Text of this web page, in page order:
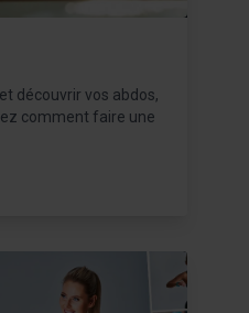
découvrir vos abdos,
comment faire une